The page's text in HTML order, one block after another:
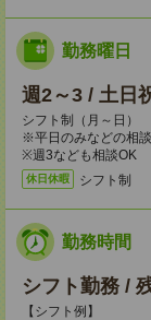
勤務曜日
週2～3 / 土日
シフト制（月～日）
※平日のみなどの相
※週3なども相談OK
休日休暇 シフト制
勤務時間
シフト勤務 /
【シフト例】